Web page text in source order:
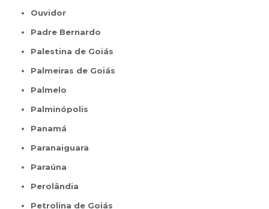
Ouvidor
Padre Bernardo
Palestina de Goiás
Palmeiras de Goiás
Palmelo
Palminópolis
Panamá
Paranaiguara
Paraúna
Perolândia
Petrolina de Goiás